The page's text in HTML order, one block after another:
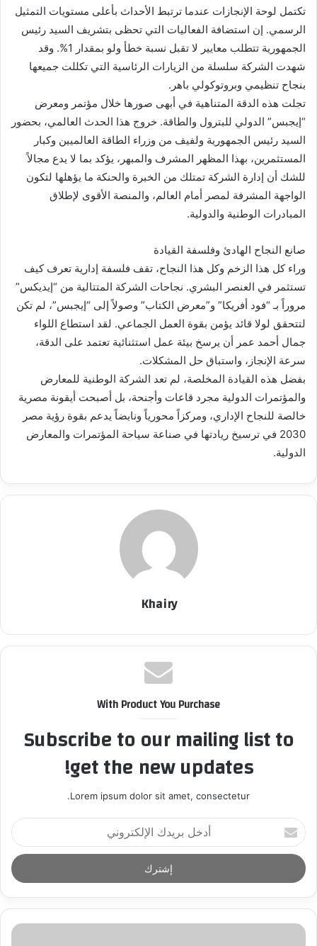
تكتمل لوحة الإنجازات عندما ترتبط الأحداث بأعلى مستويات التمثيل
الرسمي. إن استضافة الفعاليات التي تحظى بتشريف السيد رئيس
الجمهورية تتطلب معايير لا تقبل نسبة خطأ ولو بمقدار 1%. وقد
شهدت الشركة سلسلة من الزيارات الرئاسية التي تكللت جميعها
بنجاح تنظيمي وبروتوكولي باهر.
تجلت هذه الدقة المتناهية في أبهى صورها خلال مؤتمر ومعرض
“إيجبس” الدولي للبترول والطاقة. خروج هذا الحدث العالمي، بحضور
السيد رئيس الجمهورية ولفيف من وزراء الطاقة العالميين وكبار
المستثمرين، بهذا المظهر المشرف والمبهر، يؤكد بما لا يدع مجالاً
للشك أن إدارة الشركة تمتلك من الخبرة والحنكة ما يؤهلها لتكون
الواجهة المشرفة لمصر أمام العالم، والمنصة الأقوى لإطلاق
المبادرات الوطنية والدولية.
صانع النجاح الهادئ وفلسفة القيادة
وراء كل هذا الزخم وكل هذا النجاح، تقف فلسفة إدارية تعرف كيف
تستثمر في العنصر البشري. نجاحات الشركة المتتالية من “إيديكس”
مروراً بـ “فود أفريكا” و”معرض الكتاب” وصولاً إلى “إيجبس”، لم تكن
لتتحقق لولا قائد يؤمن بقوة العمل الجماعي. لقد استطاع اللواء
جمال أحمد عمر أن يرسخ بيئة عمل استثنائية تعتمد على الدقة،
سرعة الإنجاز، واستباق حل المشكلات.
بفضل هذه القيادة المخلصة، لم تعد الشركة الوطنية للمعارض
والمؤتمرات الدولية مجرد قاعات وأجنحة، بل أصبحت أيقونة مصرية
خالصة للنجاح الإداري، ومركزاً محورياً ونابضاً يدعم بقوة رؤية مصر
2030 في ترسيخ ريادتها في صناعة سياحة المؤتمرات والمعارض
الدولية.
Khairy
With Product You Purchase
Subscribe to our mailing list to
get the new updates!
Lorem ipsum dolor sit amet, consectetur.
أ
د
خ
ل
ر
د